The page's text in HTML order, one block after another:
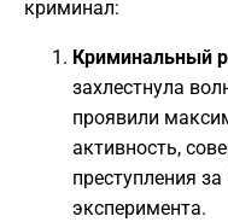
криминал:
Криминальный
захлестнула
проявили
активность,
преступления
эксперимента.